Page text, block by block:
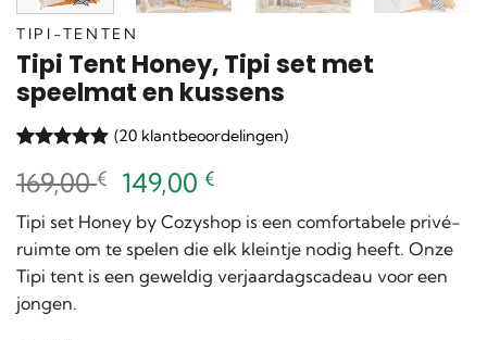
TIPI-TENTEN
Tipi Tent Honey, Tipi set met
speelmat en kussens
4.9op 5
gebaseerd
op klant
waarderingen
(20 klantbeoordelingen)
169,00€
Oorspronkelijke
prijs
was:
169,00 €.
149,00€
prijs
is:
149,00 €.
Tipi set Honey by Cozyshop is een comfortabele privé-
ruimte om te spelen die elk kleintje nodig heeft. Onze
Tipi tent is een geweldig verjaardagscadeau voor een
jongen.